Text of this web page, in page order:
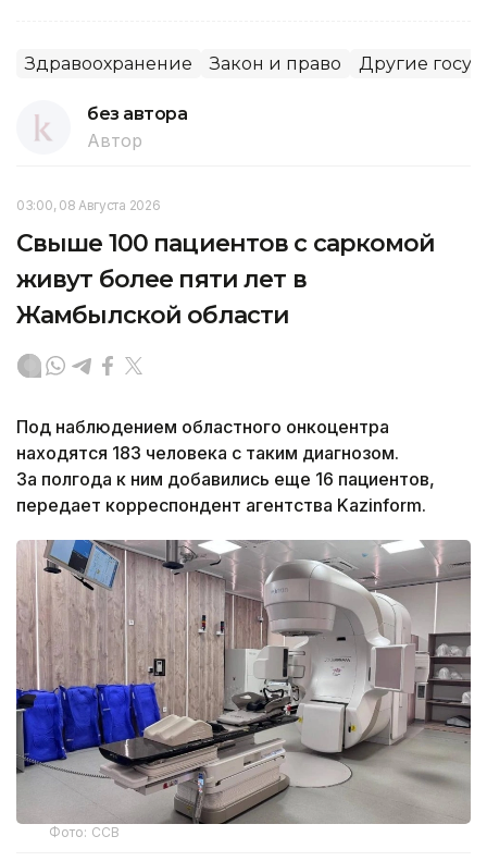
Здравоохранение Закон и право Другие
без автора
Автор
03:00, 08 Августа 2026
Свыше 100 пациентов с саркомой
живут более пяти лет в
Жамбылской области
Под наблюдением областного онкоцентра
находятся 183 человека с таким диагнозом.
За полгода к ним добавились еще 16 пациентов,
передает корреспондент агентства Kazinform.
Фото: ССВ